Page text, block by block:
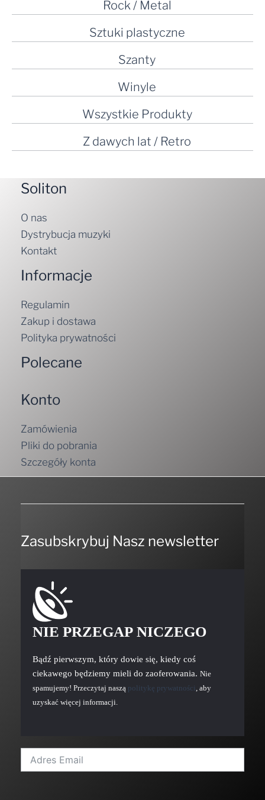
Rock / Metal
Sztuki plastyczne
Szanty
Winyle
Wszystkie Produkty
Z dawych lat / Retro
Soliton
O nas
Dystrybucja muzyki
Kontakt
Informacje
Regulamin
Zakup i dostawa
Polityka prywatności
Polecane
Konto
Zamówienia
Pliki do pobrania
Szczegóły konta
Zasubskrybuj Nasz newsletter
NIE PRZEGAP NICZEGO
Bądź pierwszym, który dowie się, kiedy coś
ciekawego będziemy mieli do zaoferowania. Nie
spamujemy! Przeczytaj naszą politykę prywatności , aby
uzyskać więcej informacji.